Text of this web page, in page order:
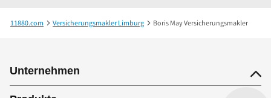
11880.com Versicherungsmakler Limburg Boris May Versicherungsmakler
Unternehmen